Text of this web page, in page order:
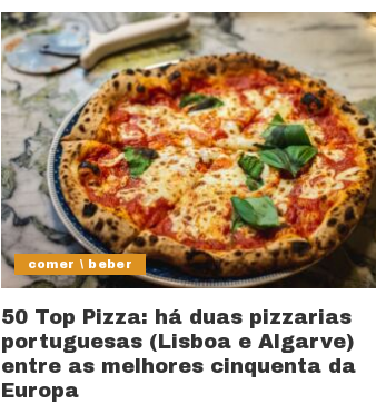
comer \ beber
50 Top Pizza: há duas pizzarias
portuguesas (Lisboa e Algarve)
entre as melhores cinquenta da
Europa